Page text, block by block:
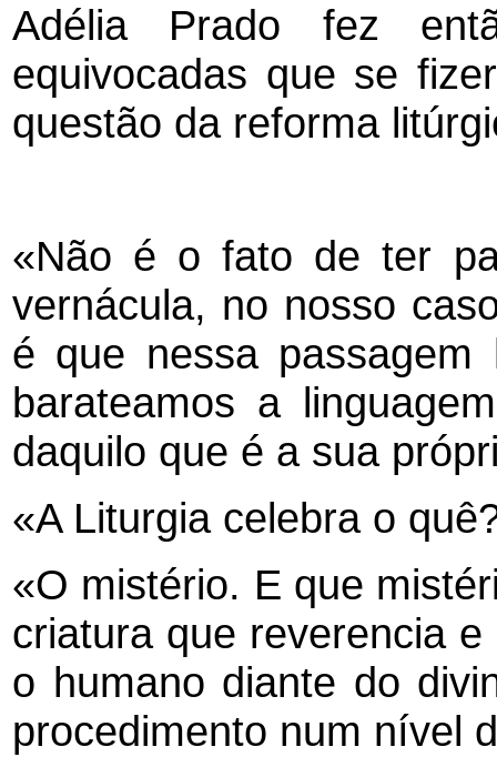
Adélia Prado fez
equivocadas que se
questão da reforma
«Não é o fato de ter
vernácula, no nosso
é que nessa passagem
barateamos a
daquilo que é a sua
«A Liturgia celebra o
«O mistério. E que
criatura que reverencia
o humano diante do
procedimento num nível